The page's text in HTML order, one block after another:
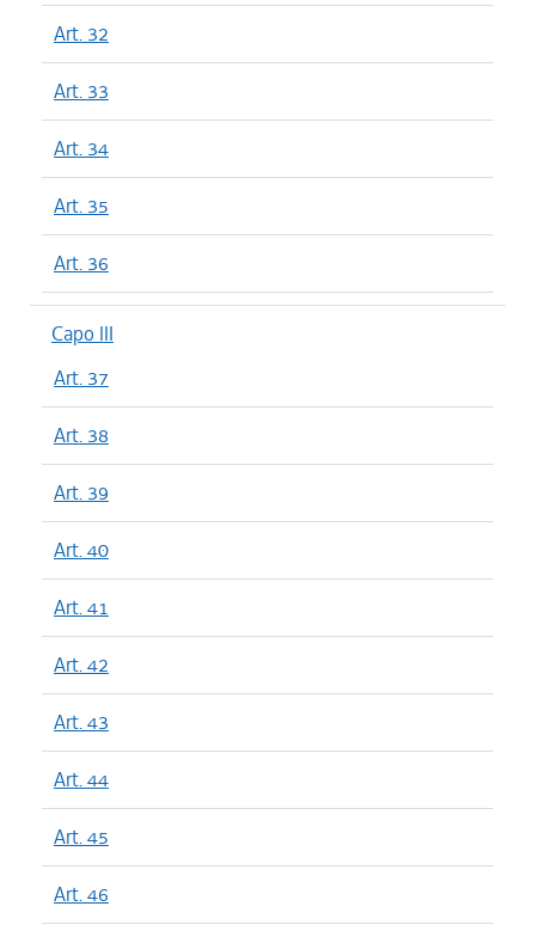
Art. 32
Art. 33
Art. 34
Art. 35
Art. 36
Capo III
Art. 37
Art. 38
Art. 39
Art. 40
Art. 41
Art. 42
Art. 43
Art. 44
Art. 45
Art. 46